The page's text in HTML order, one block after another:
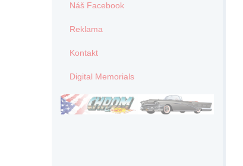
Náš Facebook
Reklama
Kontakt
Digital Memorials